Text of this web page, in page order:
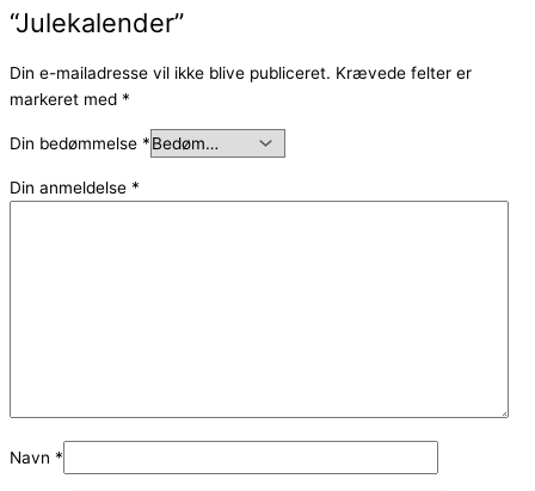
“Julekalender”
Din e-mailadresse vil ikke blive publiceret. Krævede felter er
markeret med *
Din bedømmelse *
Din anmeldelse *
Navn *